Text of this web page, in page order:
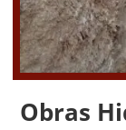
Obras